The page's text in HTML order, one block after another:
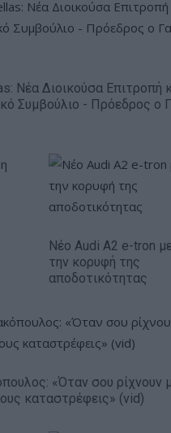
Νέα Διοικούσα Επιτροπή
Συμβούλιο - Πρόεδρος ο
Νέο Audi A2 e-tron
την κορυφή της
αποδοτικότητας
«Όταν σου ρίχνουν
καταστρέφεις» (vid)